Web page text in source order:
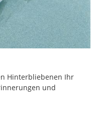
Hinterbliebenen Ihr
und